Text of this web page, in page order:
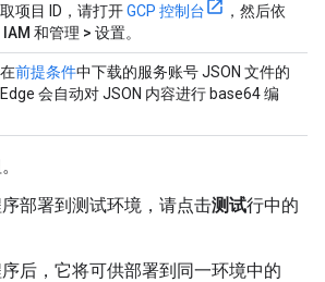
项目 ID，请打开GCP 控制台
，然后依
IAM 和管理 > 设置。
前提条件中下载的服务账号 JSON 文件的
会自动对 JSON 内容进行 base64 编
部署到测试环境，请点击测试行中的
后，它将可供部署到同一环境中的